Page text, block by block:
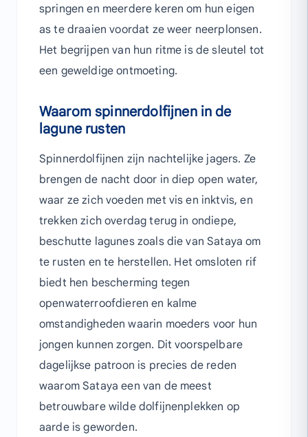
springen en meerdere keren om hun eigen
as te draaien voordat ze weer neerplonsen.
Het begrijpen van hun ritme is de sleutel tot
een geweldige ontmoeting.
Waarom spinnerdolfijnen in de
lagune rusten
Spinnerdolfijnen zijn nachtelijke jagers. Ze
brengen de nacht door in diep open water,
waar ze zich voeden met vis en inktvis, en
trekken zich overdag terug in ondiepe,
beschutte lagunes zoals die van Sataya om
te rusten en te herstellen. Het omsloten rif
biedt hen bescherming tegen
openwaterroofdieren en kalme
omstandigheden waarin moeders voor hun
jongen kunnen zorgen. Dit voorspelbare
dagelijkse patroon is precies de reden
waarom Sataya een van de meest
betrouwbare wilde dolfijnenplekken op
aarde is geworden.